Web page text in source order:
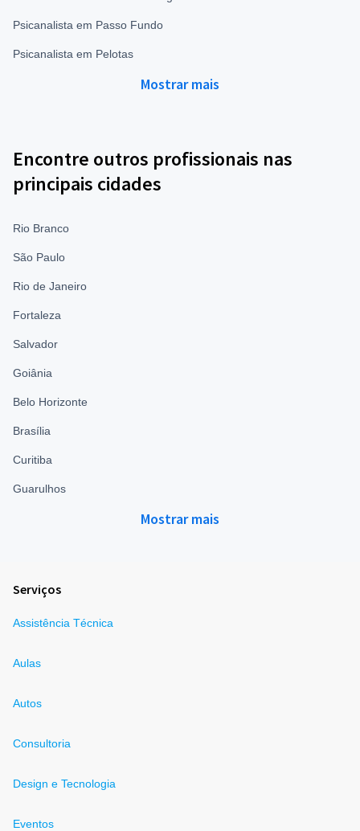
Psicanalista em Passo Fundo
Psicanalista em Pelotas
Mostrar mais
Encontre outros profissionais nas
principais cidades
Rio Branco
São Paulo
Rio de Janeiro
Fortaleza
Salvador
Goiânia
Belo Horizonte
Brasília
Curitiba
Guarulhos
Mostrar mais
Serviços
Assistência Técnica
Aulas
Autos
Consultoria
Design e Tecnologia
Eventos